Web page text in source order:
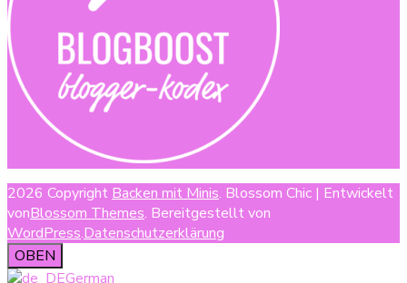
2026 Copyright Backen mit Minis. Blossom Chic | Entwickelt
vonBlossom Themes. Bereitgestellt von
WordPress.Datenschutzerklärung
OBEN
German